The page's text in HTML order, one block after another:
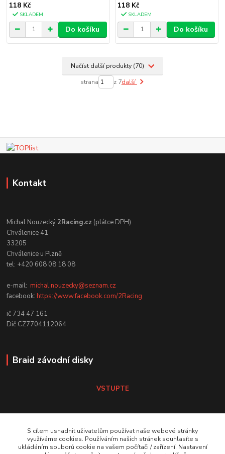
118 Kč
SKLADEM
Do košíku
118 Kč
SKLADEM
Do košíku
Načíst další produkty (70)
strana z 7další
Kontakt
Michal Nouzecký2Racing.cz (plátce DPH)
Chválenice 41
33205
Chválenice u Plzně
tel: +420 608 08 18 08
e-mail:michal.nouzecky@seznam.cz
facebook:https://www.facebook.com/2Racing
ič 734 47 161
Dič CZ7704112064
Braid závodní disky
VSTUPTE
S cílem usnadnit uživatelům používat naše webové stránky
využíváme cookies. Používáním našich stránek souhlasíte s
ukládáním souborů cookie na vašem počítači / zařízení. Nastavení